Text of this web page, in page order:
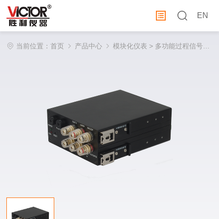
EN
当前位置：首页 产品中心 模块化仪表 > 多功能过程信号测量模块